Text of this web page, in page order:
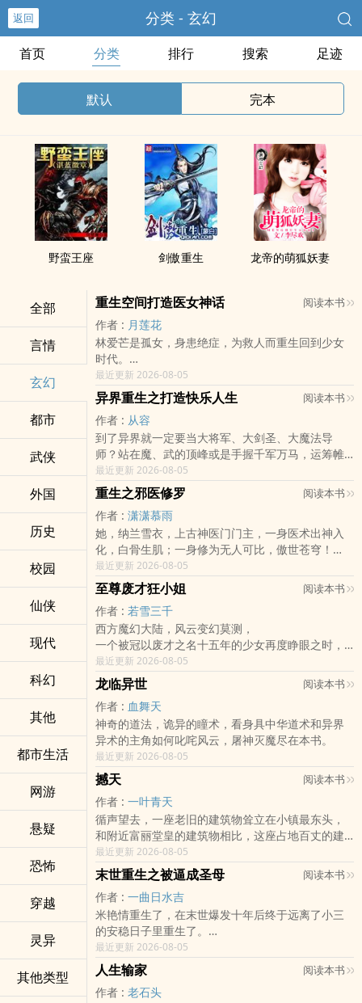
返回 分类 - 玄幻
首页 分类 排行 搜索 足迹
默认 完本
野蛮王座 剑傲重生 龙帝的萌狐妖妻
全部
言情
玄幻
都市
武侠
外国
历史
校园
仙侠
现代
科幻
其他
都市生活
网游
悬疑
恐怖
穿越
灵异
其他类型
重生空间打造医女神话 阅读本书
作者 : 月莲花
林爱芒是孤女，身患绝症，为救人而重生回到少女
时代。
这一世，她决定重新来过，改变自己和亲人的命
运。
却没想到，因为善举，她竟然拥有神秘空间，时间
流速与众不同。
从此，利用空间，发家致富，学医种药，良缘天
定。
从此，成就一位神秘医女。
从此，打造一段传奇人生。
。
本文为都市励志种田文。
一对一。
月莲花需要大家的支持！
喜欢的亲点击【加入书架】吧！
亲的收藏、评论、票票、花花、钻钻，都是月莲花
码字的动力！
。
本故事纯属虚构，只求故事精彩，请亲们不要过度
考究。谢谢配合！
涉及到的医药知识，月莲花无法保证准确度，唯求
亲们一笑。
亲，看文只为开心，祝亲们开开心心看文！么么
哒！
最近更新 2026-08-05
异界重生之打造快乐人生 阅读本书
作者 : 从容
到了异界就一定要当大将军、大剑圣、大魔法导
师？站在魔、武的顶峰或是手握千军万马，运筹帷
幄，更或者万人之上，雄霸一方？为什么就不可以
简单的快乐一生？
异界很好，绿色无污染百业待兴，种族繁多，人
类、树人、精灵、矮人、巨人、侏儒、兽人、元素
精灵，五花八门，新奇有趣。
异界很不不好，科技落后、饮食文化落后、娱乐事
业落后。
于是徐铮就想，让异界科技大进步、让中外饮食遍
布异界大陆、再让多彩纷呈的各式娱乐文化风行异
界大陆，也是一件美事。
既然重生，就要好好生活，才不枉快乐一生。
现在不快乐？不要紧。看我来重新打造异界快乐人
生。
没种马，没超级YY，就是说些快乐的事。
最近更新 2026-08-05
重生之邪医修罗 阅读本书
作者 : 潇潇慕雨
她，纳兰雪衣，上古神医门门主，一身医术出神入
化，白骨生肌；一身修为无人可比，傲世苍穹！
她，纳兰雪衣，在校医学院学生，满身封印枷锁，
身世成谜！
一次古墓探险，遭人暗害，灵魂融合，是上天给她
重活一次的机会，还是二者灵魂无尽的牵绊？
一次偶然流血，血染石棺，破除封印，是一场意外
的邂逅，还是三生石上早已结下的缘？
一次蓄意赌石，翡翠琳琅，赚得满钵，是钱财滚滚
而来，还是遭人嫉妒陷害不断？
一次出手相助，惹祸上身，暗杀不断，是命中注定
逃不开的劫，还是风起云涌变幻莫测？
这一世，既然重活，便没有人可以阻挡她前进的步
伐，随着实力变强，身上封印逐一解开，身世之谜
浮出水面，原来……
【片段一】：
亡的人，你竟然说能治？你真是不知天高地厚！”某
猥琐男怒声道。
“能治疗脑死亡，真是天方夜谭，可笑至极！”在场的
无数医疗界权威人士笑喝！
“心口郁结，通气不畅，脑中淤积，通气肠便，完全
可救！”纳兰雪衣一脸淡然，说完自怀里掏出一根三
寸长的银针，在在场人的惊呼下，对准了手术台上
人的生死大穴……
“要是把人扎死了，你要负责！”猥琐男再次怒喝，围
观的各界权威医生也纷纷将指责的目光扫向纳兰雪
衣，“你一针下去，如果病人死了，这可是等同于谋
杀！你可要考虑清楚！”
最近更新 2026-08-05
至尊废才狂小姐 阅读本书
作者 : 若雪三千
西方魔幻大陆，风云变幻莫测，
一个被冠以废才之名十五年的少女再度睁眼之时，
世界，就此发生改变！
废才？她当然不是！
绝无仅有的修炼天赋和资质，望尘莫及的修炼速
度，她怎能是废才！
耻辱？她当然不是！
一步步攀登，一步步荣华，直到世人将这个姓氏印
刻在脑海，皆是因为她！
两世的仇恨和屈辱，让她发誓洗刷一切！
她要让所有对手倒在她的巨剑之下，回答她唯一的
问题，谁，才是废物！
曾辱她者，她必会反辱痛快！
凡阻她者，她必会处理干净！
欲害她者，她必会反手，杀之！不留后患！
她腹黑，隐忍，狡诈却是微笑示人
她沉稳，冷静，超然却是诡计多端
多少人谈起她来均是咬牙切齿！
多少人谈起她来均是五体膜拜！
走属于自己的路，创造属于自己的世界
找到属于自己的男人！
“你难道就没有中意的男人？”
某女淡淡一笑，“我中意的男人……”
最近更新 2026-08-05
龙临异世 阅读本书
作者 : 血舞天
神奇的道法，诡异的瞳术，看身具中华道术和异界
异术的主角如何叱咤风云，屠神灭魔尽在本书。
最近更新 2026-08-05
撼天 阅读本书
作者 : 一叶青天
循声望去，一座老旧的建筑物耸立在小镇最东头，
和附近富丽堂皇的建筑物相比，这座占地百丈的建
筑物显得孤立无群。宽阔的府门紧闭，无护卫看
守。
上面刻着四个古字：龙星武馆。
庭院中，一少年赤裸着上身，口鼻不断喘出粗气，
他手里握着一把巨大的铁锤，少年轮动手中漆黑的
铁锤，缓慢敲打在铁砧之上。
……
祖龙出，九阴现，阴阳交泰，毁灭无极。混沌神
像，震古烁今，演无上战力，睥睨九天！
当那铁戈的鼓鸣声从遥远的大荒敲响之刻，能否唤
最近更新 2026-08-05
末世重生之被逼成圣母 阅读本书
作者 : 一曲日水吉
米‎‍艳‍情‌‌重生了，在末世爆发十年后终于远离了小三
的安稳日子里重生了。
爱情里没有什么舍不得，只因为对背叛的醒悟还不
够
重新来过的米‎‍艳‍情‌‌发誓，渣男白莲花都去死吧，老
子惹不起还躲不起吗！
最近更新 2026-08-05
人生输家 阅读本书
作者 : 老石头